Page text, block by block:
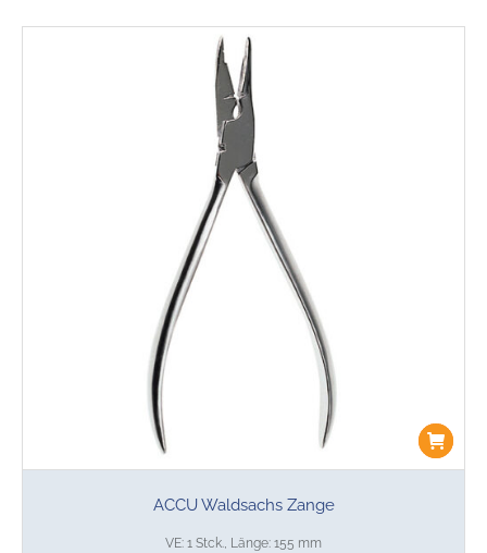
ACCU Waldsachs Zange
VE: 1 Stck., Länge: 155 mm